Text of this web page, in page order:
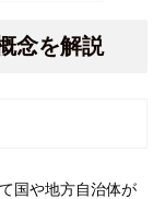
念を解説
国や地方自治体が